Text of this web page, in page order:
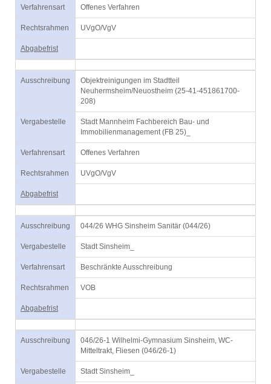
Verfahrensart Offenes Verfahren
Rechtsrahmen UVgO/VgV
Abgabefrist
Ausschreibung
Objektreinigungen im Stadtteil
Neuhermsheim/Neuostheim (25-41-451861700-
208)
Vergabestelle
Stadt Mannheim Fachbereich Bau- und
Immobilienmanagement (FB 25)_
Verfahrensart Offenes Verfahren
Rechtsrahmen UVgO/VgV
Abgabefrist
Ausschreibung 044/26 WHG Sinsheim Sanitär (044/26)
Vergabestelle Stadt Sinsheim_
Verfahrensart Beschränkte Ausschreibung
Rechtsrahmen VOB
Abgabefrist
Ausschreibung
046/26-1 Wilhelmi-Gymnasium Sinsheim, WC-
Mitteltrakt, Fliesen (046/26-1)
Vergabestelle Stadt Sinsheim_